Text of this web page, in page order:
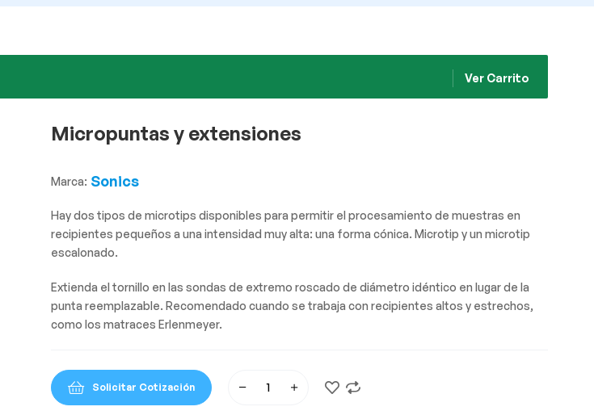
Ver Carrito
Micropuntas y extensiones
Marca: Sonics
Hay dos tipos de microtips disponibles para permitir el procesamiento de muestras en
recipientes pequeños a una intensidad muy alta: una forma cónica. Microtip y un microtip
escalonado.
Extienda el tornillo en las sondas de extremo roscado de diámetro idéntico en lugar de la
punta reemplazable. Recomendado cuando se trabaja con recipientes altos y estrechos,
como los matraces Erlenmeyer.
Solicitar Cotización